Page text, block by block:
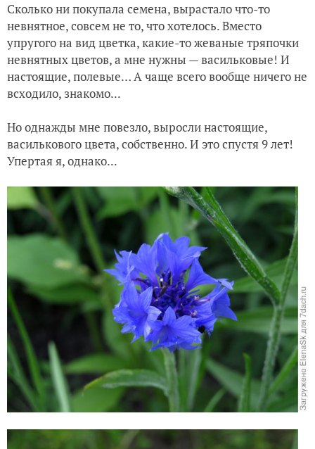
Сколько ни покупала семена, вырастало что-то
невнятное, совсем не то, что хотелось. Вместо
упругого на вид цветка, какие-то жеваные тряпочки
невнятных цветов, а мне нужны — васильковые! И
настоящие, полевые… А чаще всего вообще ничего не
всходило, знакомо...
Но однажды мне повезло, выросли настоящие,
василькового цвета, собственно. И это спустя 9 лет!
Упертая я, однако...